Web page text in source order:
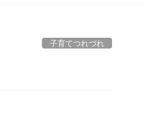
子育てつれづれ